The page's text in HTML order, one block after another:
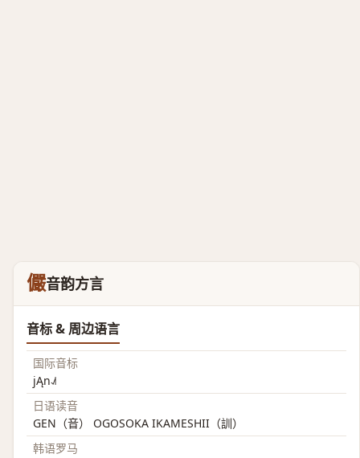
儼音韵方言
音标 & 周边语言
国际音标
jĄn˨˩˦
日语读音
GEN（音） OGOSOKA IKAMESHII（訓）
韩语罗马